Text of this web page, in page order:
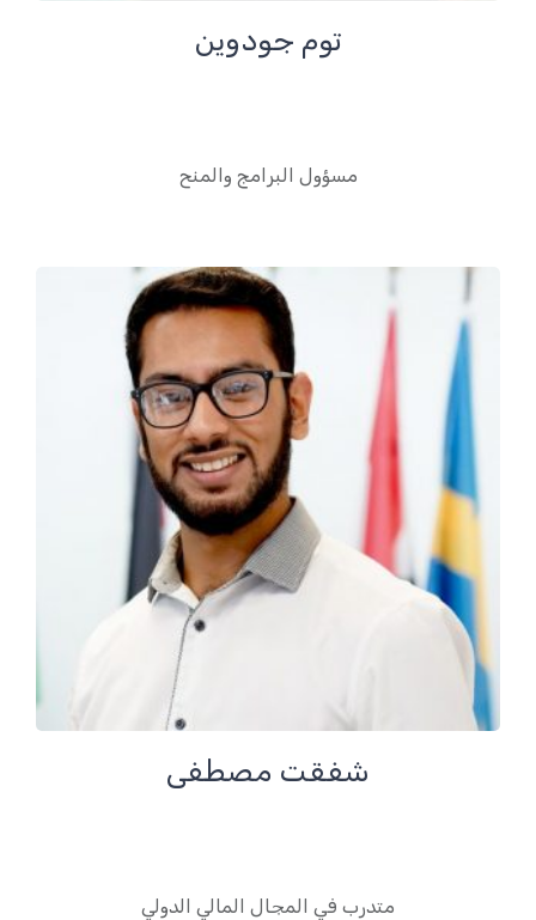
توم جودوين
مسؤول البرامج والمنح
شفقت مصطفى
متدرب في المجال المالي الدولي